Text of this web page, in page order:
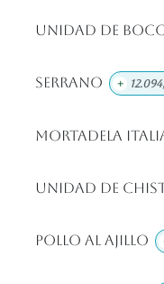
Unidad De
Serrano +
Mortadela
Unidad De
Pollo Al Ajillo